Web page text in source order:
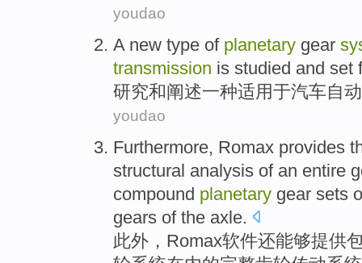
youdao
A new type of planetary gear
transmission is studied and set
研究和阐述一种适用于汽车自动
youdao
Furthermore, Romax provides
structural analysis ofan entire
compound planetary gear sets
gears of the axle.
此外 ， Romax软件还能够提供